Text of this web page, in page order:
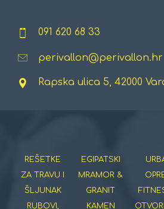
091 620 68 33
perivallon@perivallon.hr
Rapska ulica 5, 42000
REŠETKE
ZA TRAVU I
ŠLJUNAK
RUBOVI,
EGIPATSKI
MRAMOR &
GRANIT
KAMEN